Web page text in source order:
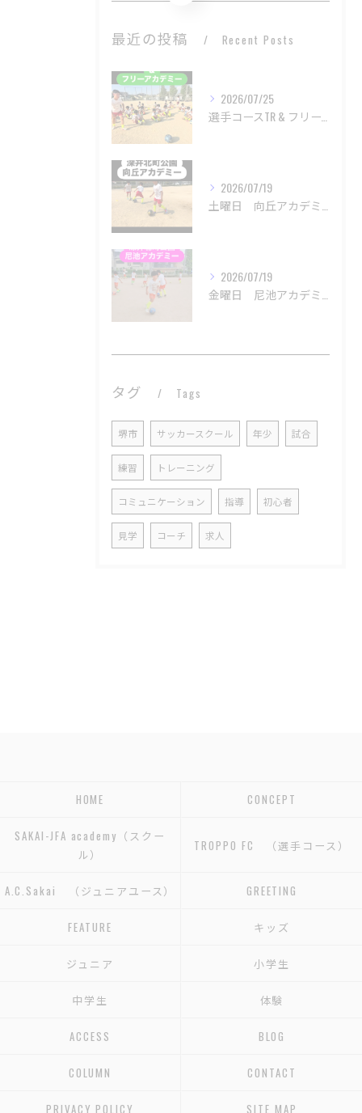
最近の投稿 Recent Posts
2026/07/25
選手コースTR & フリーアカデミー
2026/07/19
土曜日 向丘アカデミー
2026/07/19
金曜日 尼池アカデミー
タグ Tags
堺市 サッカースクール 年少 試合
練習 トレーニング
コミュニケーション 指導 初心者
見学 コーチ 求人
HOME CONCEPT
SAKAI-JFA academy（スクー
ル）
TROPPO FC （選手コース）
A.C.Sakai （ジュニアユース） GREETING
FEATURE キッズ
ジュニア 小学生
中学生 体験
ACCESS BLOG
COLUMN CONTACT
PRIVACY POLICY SITE MAP